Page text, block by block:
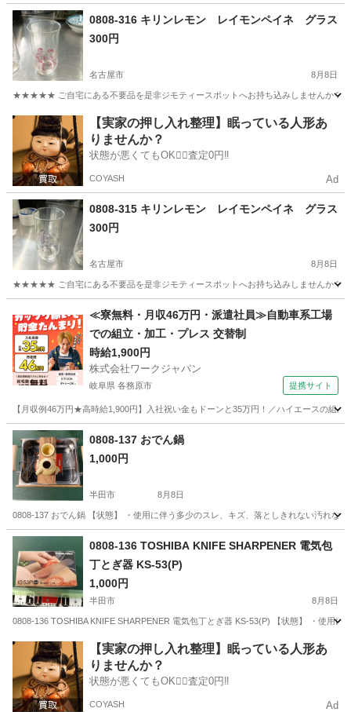
愛知 刈谷市 その他
0808-316 キリンレモン レイモンペイネ グラス
300円
名古屋市 8月8日
★★★★★ ご自宅にある不要品を是非ジモティースポットへお持ち込みしませんか？
愛知 名古屋市 食器 キリンレモン
【実家の押し入れ整理】眠っている人形あ
りませんか？
状態が悪くてもOK🙆‍♀️査定0円‼️
COYASH Ad
0808-315 キリンレモン レイモンペイネ グラス
300円
名古屋市 8月8日
★★★★★ ご自宅にある不要品を是非ジモティースポットへお持ち込みしませんか？
食器 キリンレモン
≪寮無料・月収46万円・派遣社員≫自動車系工場
での組立・加工・プレス 交替制
時給1,900円
株式会社ワークジャパン
岐阜県 各務原市 提携サイト
【月収例46万円★高時給1,900円】入社祝い金もドーンと35万円！／ハイエースの組
岐阜 各務原市 0808-137 おでん鍋
1,000円
半田市 8月8日
0808-137 おでん鍋 【状態】 ・使用に伴う多少のスレ、キズ、落としきれない汚れ
愛知 半田市
0808-136 TOSHIBA KNIFE SHARPENER 電気包
丁とぎ器 KS-53(P)
1,000円
半田市 8月8日
0808-136 TOSHIBA KNIFE SHARPENER 電気包丁とぎ器 KS-53(P) 【状態】 ・使用
愛知 半田市 調理器具 現地
【実家の押し入れ整理】眠っている人形あ
りませんか？
状態が悪くてもOK🙆‍♀️査定0円‼️
COYASH Ad